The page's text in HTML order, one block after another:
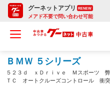
グーネットアプリ RENEW
メアド不要で問い合わせ可能
ＢＭＷ ５シリーズ
５２３ｄ ｘＤｒｉｖｅ Ｍスポーツ
ＴＣ オートクルーズコントロール 衝